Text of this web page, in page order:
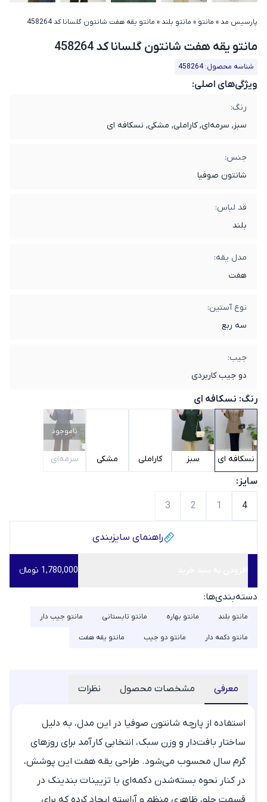
پارسیس مد» مانتو » مانتو بلند» مانتو یقه هفت شانتون گلسانا کد 458264
مانتو یقه هفت شانتون گلسانا کد 458264
شناسه محصول: 458264
ویژگی‌های اصلی:
رنگ:
سبز, سرمه‌ای, کاراملی, مشکی, نسکافه ای
جنس:
شانتون صوفیا
قد لباس:
بلند
مدل یقه:
هفت
نوع آستین:
سه ربع
جیب:
دو جیب کاربردی
رنگ: نسکافه ای
نسکافه ای سبز کاراملی مشکی
ناموجود
سرمه‌ای
سایز:
4
1
2
3
راهنمای سایز‌بندی
1,780,000 تومانء
دسته‌بندی‌ها:
مانتو بلند مانتو بهاره مانتو تابستانی مانتو جیب دار
مانتو دکمه دار مانتو دو جیب مانتو یقه هفت
معرفی مشخصات محصول نظرات
استفاده از پارچه شانتون صوفیا در این مدل، به دلیل
ساختار بافت‌دار و وزن سبک، انتخابی کارآمد برای روزهای
گرم سال محسوب می‌شود. طراحی یقه هفت این پوشش،
در کنار نحوه بسته‌شدن دکمه‌ای با تزیینات بندینک در
قسمت جلو، ظاهری منظم و آراسته ایجاد کرده که برای